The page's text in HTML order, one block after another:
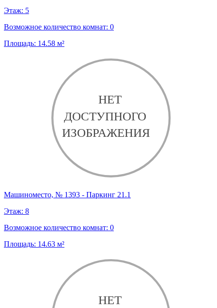
Этаж: 5
Возможное количество комнат: 0
Площадь: 14.58 м²
Машиноместо, № 1393 - Паркинг 21.1
Этаж: 8
Возможное количество комнат: 0
Площадь: 14.63 м²